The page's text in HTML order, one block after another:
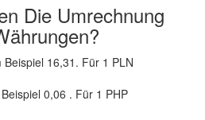
Die Umrechnung
16,31. Für 1 PLN
0,06 . Für 1 PHP